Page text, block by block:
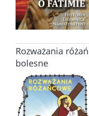
Rozważania
bolesne